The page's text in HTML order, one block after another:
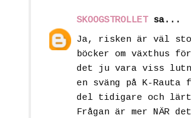
SKOOGSTROLLETsa...
Ja, risken är väl
böcker om växthus
det ju vara viss
en sväng på K-
del tidigare och lärt
Frågan är mer